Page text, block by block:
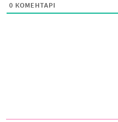
0 КОМЕНТАРІ